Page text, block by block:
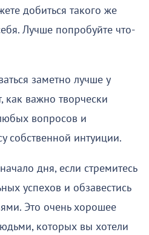
добиться такого же
Лучше попробуйте что-
заметно лучше у
как важно творчески
вопросов и
собственной интуиции.
дня, если стремитесь
успехов и обзавестись
Это очень хорошее
которых вы хотели